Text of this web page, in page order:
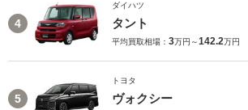
4
ダイハツ
タント
平均買取相場： 3万円～142.2万円
5
トヨタ
ヴォクシー